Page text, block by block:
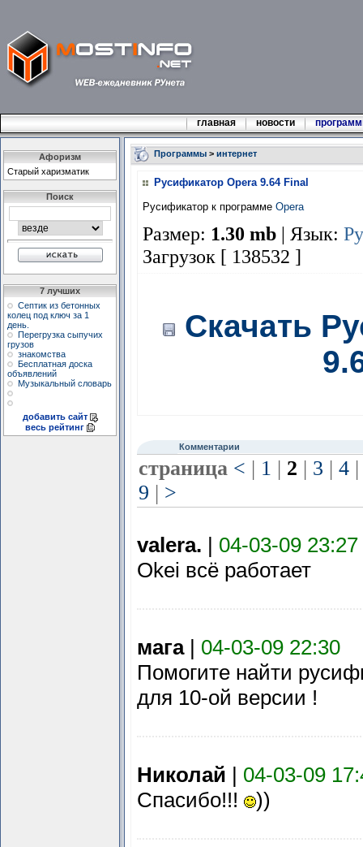
главная новости
Афоризм
Стаpый хаpизматик
Поиск
7 лучших
Септик из бетонных
колец под ключ за 1
день.
Перегрузка сыпучих
грузов
знакомства
Бесплатная доска
объявлений
Музыкальный словарь
добавить сайт
весь рейтинг
Программы> интернет
Русификатор Opera 9.64 Final
Русификатор к программеOpera
Размер: 1.30 mb | Язык:
Загрузок [ 138532 ]
Скачать
Комментарии
страница < | 1 | 2 | 3 | 4 |
9 | >
valera. | 04-03-09 23:27
Okei всё работает
мага| 04-03-09 22:30
Помогите найти
для 10-ой версии !
Николай | 04-03-09
Спасибо!!!
))